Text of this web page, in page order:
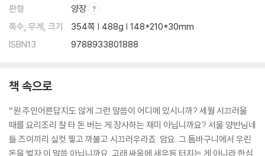
판형
양장
쪽수, 무게, 크기
354쪽 | 488g | 148*210*30mm
ISBN13
9788933801888
책 속으로
“원 주인어른답지도 않게 그런 말씀이 어디메 있시니까? 세월 시끄러울
때를 요리조리 잘 타 돈 버는 게 장사하는 재미 아닙니까요? 서울 양반님네
들 즈이끼리 실컷 찧고 까불고 시끄러우라죠. 암요. 그 틈바구니에서 우린
돈을 벌자 이 말씀 아닙니까요. 고래 싸움에 새우등 터지는 게 아니라 한심